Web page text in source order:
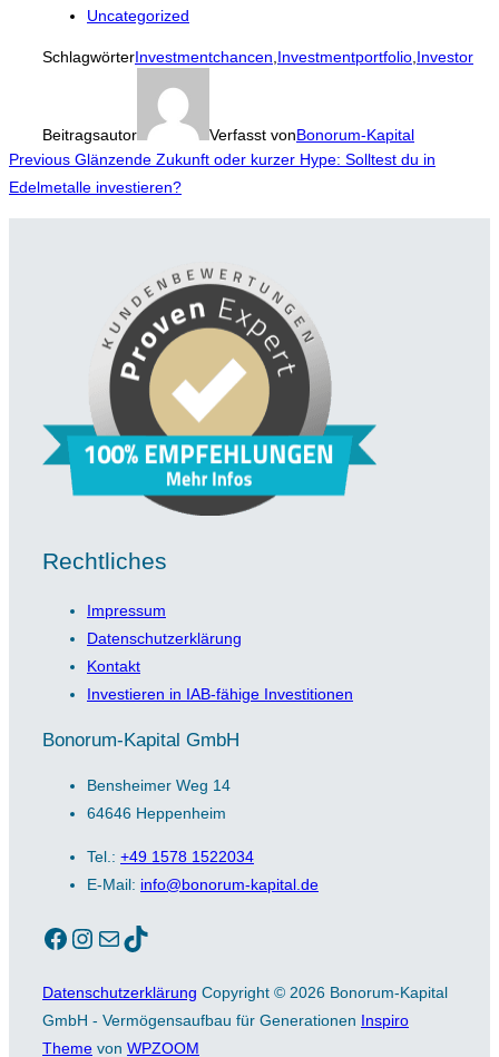
Uncategorized
SchlagwörterInvestmentchancen,Investmentportfolio,Investor
Beitragsautor Verfasst vonBonorum-Kapital
Beitragsnavigation
Previous
Previous Glänzende Zukunft oder kurzer Hype: Solltest du in
Edelmetalle investieren?
Rechtliches
Impressum
Datenschutzerklärung
Kontakt
Investieren in IAB-fähige Investitionen
Bonorum-Kapital GmbH
Bensheimer Weg 14
64646 Heppenheim
Tel.: +49 1578 1522034
E-Mail: info@bonorum-kapital.de
Facebook
Instagram
E-MailTikTok
Datenschutzerklärung Copyright © 2026 Bonorum-Kapital
GmbH - Vermögensaufbau für Generationen Inspiro
Theme von WPZOOM